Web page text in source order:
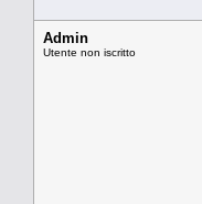
Admin
Utente non iscritto